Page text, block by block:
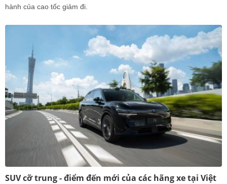
hành của cao tốc giảm đi.
SUV cỡ trung - điểm đến mới của các hãng xe tại Việt